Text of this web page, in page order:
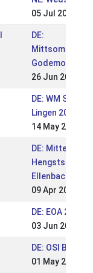
05 Jul 2026
DE:
Godemoor
26 Jun 2022
DE: WM
Lingen 2017
14 May 2017
DE:
Hengstschau
Ellenbach 2017
09 Apr 2017
DE: EOA 2012
03 Jun 2012
DE: OSI
01 May 2012